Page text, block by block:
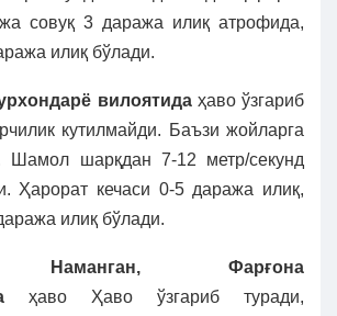
совуқ 3 даража илиқ атрофида,
илиқ бўлади.
вилоятидаҳаво ўзгариб
кутилмайди. Баъзи жойларга
Шамол шарқдан 7-12 метр/секунд
Ҳарорат кечаси 0-5 даража илиқ,
илиқ бўлади.
Наманган, Фарғона
ҳаво Ҳаво ўзгариб туради,